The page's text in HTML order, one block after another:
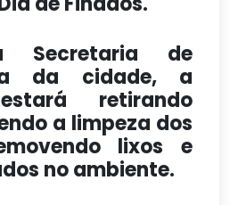
Secretaria de
da cidade, a
retirando
a limpeza dos
lixos e
no ambiente.